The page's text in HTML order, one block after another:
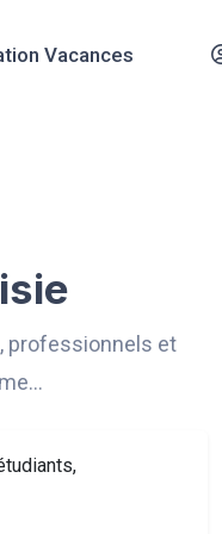
Vacances
professionnels et